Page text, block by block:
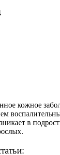
кожное
в